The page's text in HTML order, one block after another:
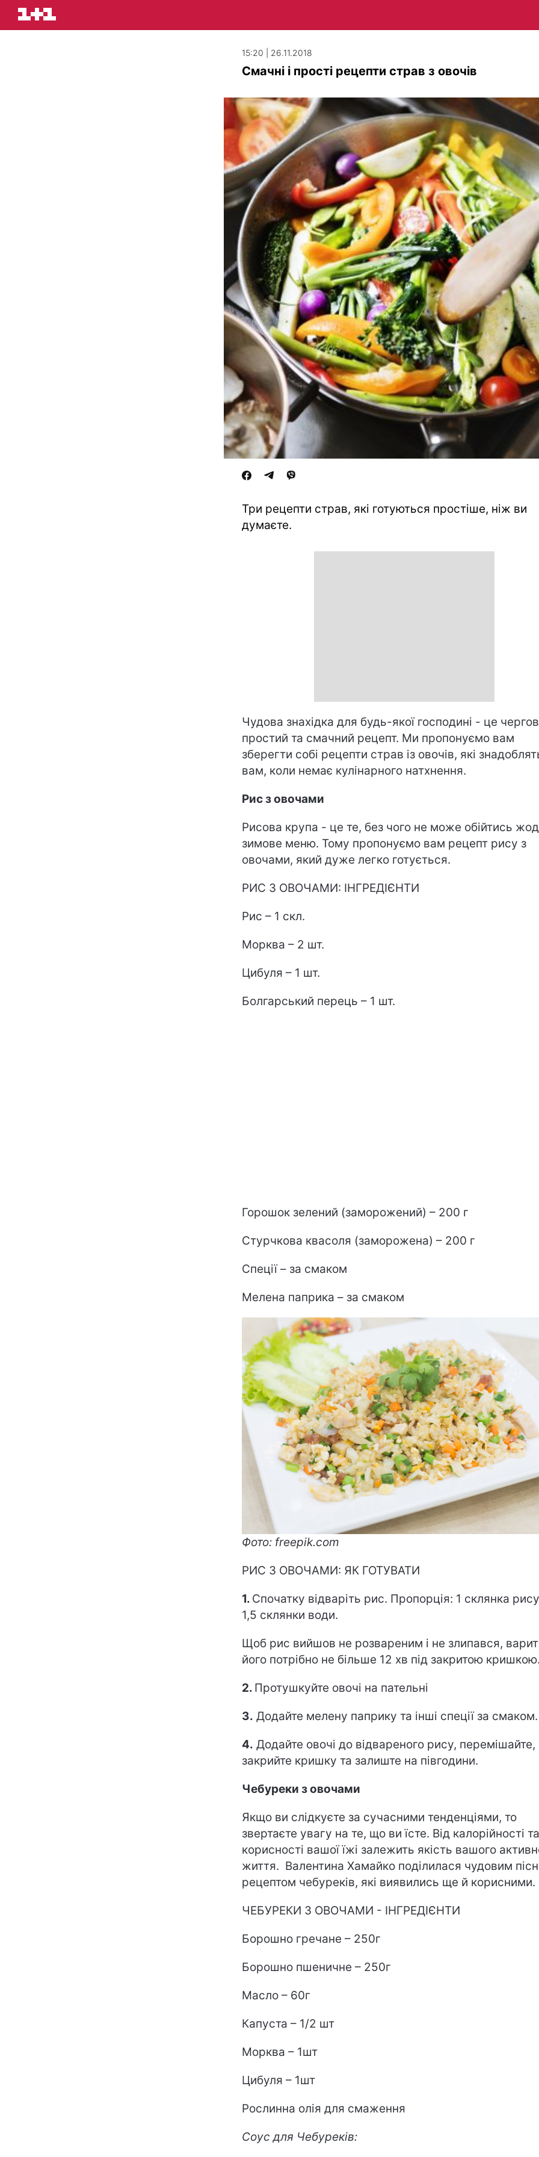
15:20 | 26.11.2018
Смачні і прості рецепти страв з овочів
Три рецепти страв, які готуються простіше, ніж ви
думаєте.
Чудова знахідка для будь-якої господині - це
простий та смачний рецепт. Ми пропонуємо вам
зберегти собі рецепти страв із овочів, які
вам, коли немає кулінарного натхнення.
Рис з овочами
Рисова крупа - це те, без чого не може обійтись
зимове меню. Тому пропонуємо вам рецепт рису з
овочами, який дуже легко готується.
РИС З ОВОЧАМИ: ІНГРЕДІЄНТИ
Рис – 1 скл.
Морква – 2 шт.
Цибуля – 1 шт.
Болгарський перець – 1 шт.
Горошок зелений (заморожений) – 200 г
Стурчкова квасоля (заморожена) – 200 г
Спеції – за смаком
Мелена паприка – за смаком
Фото: freepik.com
РИС З ОВОЧАМИ: ЯК ГОТУВАТИ
1. Спочатку відваріть рис. Пропорція: 1 склянка
1,5 склянки води.
Щоб рис вийшов не розвареним і не злипався,
його потрібно не більше 12 хв під закритою
2. Протушкуйте овочі на пательні
3. Додайте мелену паприку та інші спеції за
4. Додайте овочі до відвареного рису, перемішайте,
закрийте кришку та залиште на півгодини.
Чебуреки з овочами
Якщо ви слідкуєте за сучасними тенденціями, то
звертаєте увагу на те, що ви їсте. Від калорійності та
корисності вашої їжі залежить якість вашого
життя. Валентина Хамайко поділилася чудовим
рецептом чебуреків, які виявились ще й корисними.
ЧЕБУРЕКИ З ОВОЧАМИ - ІНГРЕДІЄНТИ
Борошно гречане – 250г
Борошно пшеничне – 250г
Масло – 60г
Капуста – 1/2 шт
Морква – 1шт
Цибуля – 1шт
Рослинна олія для смаження
Соус для Чебуреків: